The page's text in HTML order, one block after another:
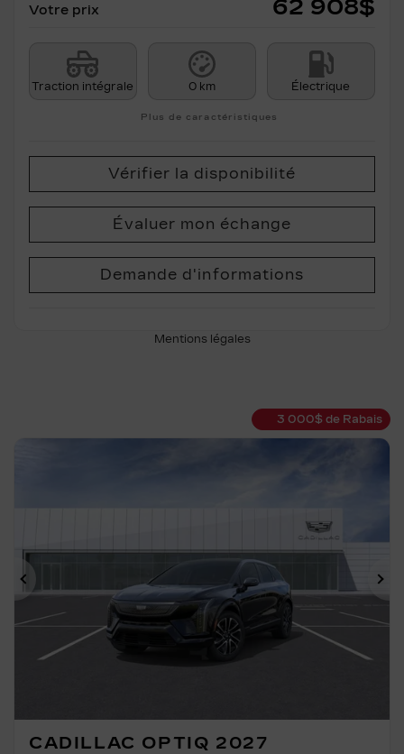
Votre prix
62 908$
Traction intégrale 0 km Électrique
Plus de caractéristiques
Vérifier la disponibilité
Évaluer mon échange
Demande d'informations
Mentions légales
3 000$ de Rabais
Précédent
CADILLAC OPTIQ 2027